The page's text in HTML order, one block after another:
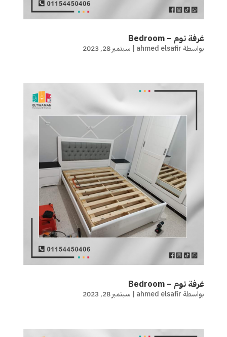
غرفة نوم – Bedroom
بواسطة ahmed elsafir
| سبتمبر 28, 2023
غرفة نوم – Bedroom
بواسطة ahmed elsafir
| سبتمبر 28, 2023